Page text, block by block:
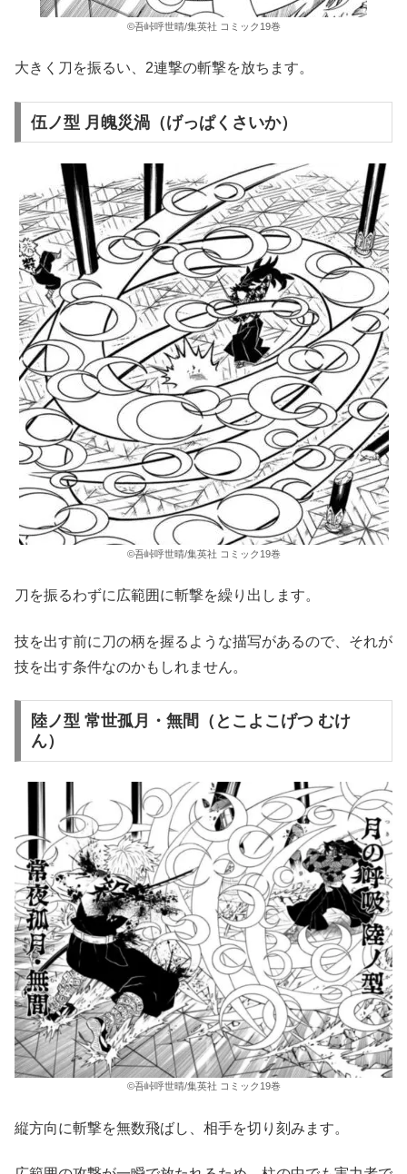
©吾峠呼世晴/集英社 コミック19巻
大きく刀を振るい、2連撃の斬撃を放ちます。
伍ノ型 月魄災渦（げっぱくさいか）
©吾峠呼世晴/集英社 コミック19巻
刀を振るわずに広範囲に斬撃を繰り出します。
技を出す前に刀の柄を握るような描写があるので、それが
技を出す条件なのかもしれません。
陸ノ型 常世孤月・無間（とこよこげつ むけ
ん）
©吾峠呼世晴/集英社 コミック19巻
縦方向に斬撃を無数飛ばし、相手を切り刻みます。